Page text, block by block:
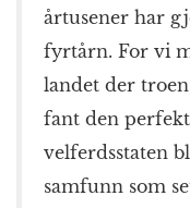
årtusener har
fyrtårn. For vi
landet der
fant den
velferdsstaten
samfunn som